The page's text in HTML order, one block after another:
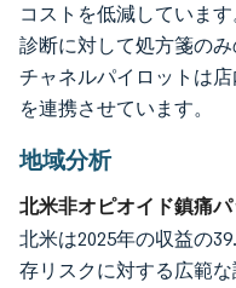
コストを低減していま
診断に対して処方箋の
チャネルパイロットは
を連携させています。
地域分析
北米非オピオイド鎮痛
北米は2025年の収益の
存リスクに対する広範